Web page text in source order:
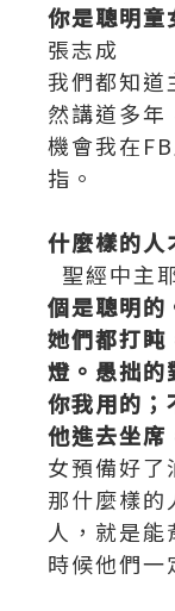
你是聰明童
張志成
我們都知道
然講道多
機會我在
指。
什麼樣的人
聖經中主
個是聰明的
她們都打盹
燈。愚拙的
你我用的；
他進去坐席
女預備好了
那什麼樣
人，就是
時候他們一